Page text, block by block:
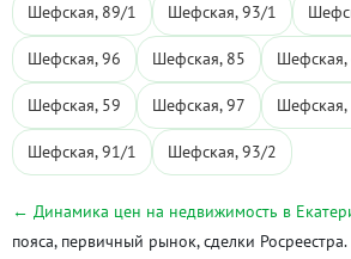
Шефская, 89/1 Шефская, 93/1
Шефская, 96 Шефская, 85 Шефская,
Шефская, 59 Шефская, 97 Шефская,
Шефская, 91/1 Шефская, 93/2
← Динамика цен на недвижимость в
пояса, первичный рынок, сделки